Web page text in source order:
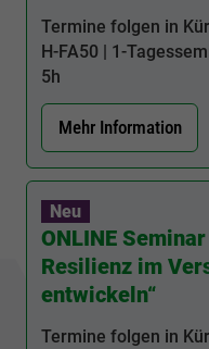
Termine folgen in
H-FA50 | 1-
5h
Mehr Information
Neu
ONLINE
Resilienz im
entwickeln“
Termine folgen in